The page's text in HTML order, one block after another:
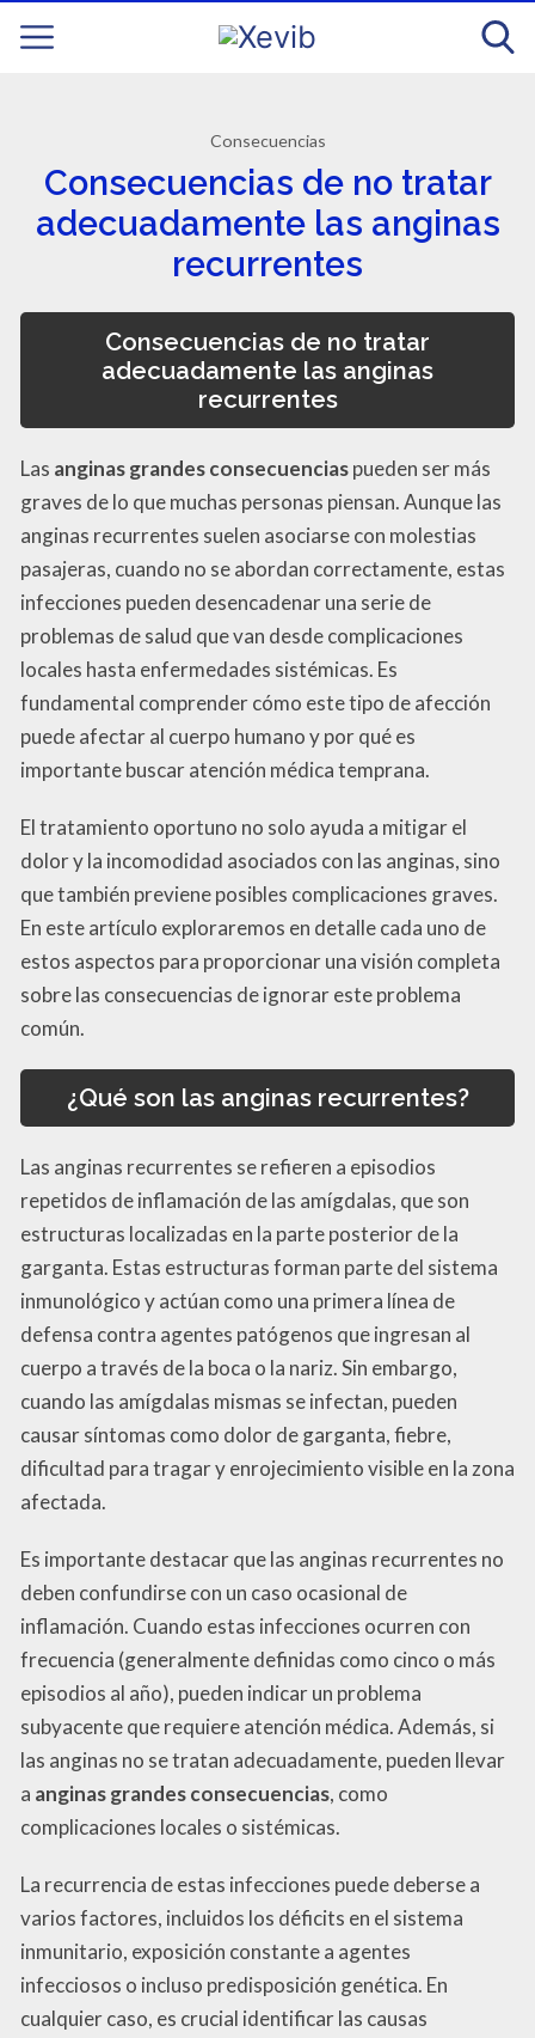
Consecuencias
Consecuencias de no tratar
adecuadamente las anginas
recurrentes
Consecuencias de no tratar
adecuadamente las anginas
recurrentes
Las anginas grandes consecuenciaspueden ser más
graves de lo que muchas personas piensan. Aunque las
anginas recurrentes suelen asociarse con molestias
pasajeras, cuando no se abordan correctamente, estas
infecciones pueden desencadenar una serie de
problemas de salud que van desde complicaciones
locales hasta enfermedades sistémicas. Es
fundamental comprender cómo este tipo de afección
puede afectar al cuerpo humano y por qué es
importante buscar atención médica temprana.
El tratamiento oportuno no solo ayuda a mitigar el
dolor y la incomodidad asociados con las anginas, sino
que también previene posibles complicaciones graves.
En este artículo exploraremos en detalle cada uno de
estos aspectos para proporcionar una visión completa
sobre las consecuencias de ignorar este problema
común.
¿Qué son las anginas recurrentes?
Las anginas recurrentes se refieren a episodios
repetidos de inflamación de las amígdalas, que son
estructuras localizadas en la parte posterior de la
garganta. Estas estructuras forman parte del sistema
inmunológico y actúan como una primera línea de
defensa contra agentes patógenos que ingresan al
cuerpo a través de la boca o la nariz. Sin embargo,
cuando las amígdalas mismas se infectan, pueden
causar síntomas como dolor de garganta, fiebre,
dificultad para tragar y enrojecimiento visible en la zona
afectada.
Es importante destacar que las anginas recurrentes no
deben confundirse con un caso ocasional de
inflamación. Cuando estas infecciones ocurren con
frecuencia (generalmente definidas como cinco o más
episodios al año), pueden indicar un problema
subyacente que requiere atención médica. Además, si
las anginas no se tratan adecuadamente, pueden llevar
a anginas grandes consecuencias, como
complicaciones locales o sistémicas.
La recurrencia de estas infecciones puede deberse a
varios factores, incluidos los déficits en el sistema
inmunitario, exposición constante a agentes
infecciosos o incluso predisposición genética. En
cualquier caso, es crucial identificar las causas